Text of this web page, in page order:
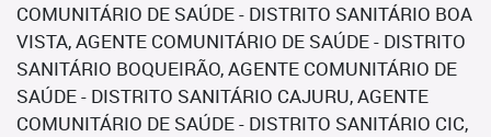
COMUNITÁRIO DE SAÚDE - DISTRITO SANITÁRIO BOA
VISTA, AGENTE COMUNITÁRIO DE SAÚDE - DISTRITO
SANITÁRIO BOQUEIRÃO, AGENTE COMUNITÁRIO DE
SAÚDE - DISTRITO SANITÁRIO CAJURU, AGENTE
COMUNITÁRIO DE SAÚDE - DISTRITO SANITÁRIO CIC,